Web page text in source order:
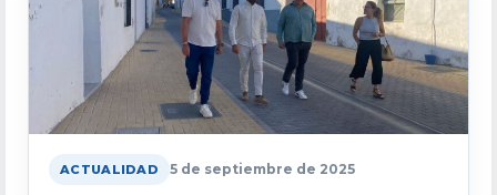
ACTUALIDAD 5 de septiembre de 2025